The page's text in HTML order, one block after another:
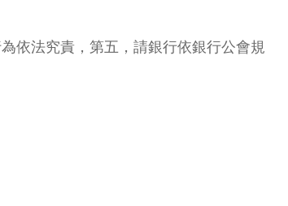
依法究責，第五，請銀行依銀行公會規